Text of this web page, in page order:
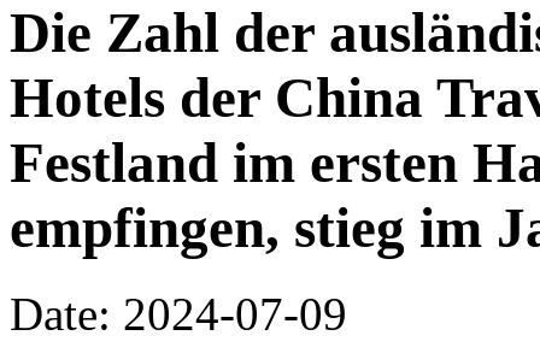
Die Zahl der
Hotels der China
Festland im ersten
empfingen, stieg im
Date: 2024-07-09